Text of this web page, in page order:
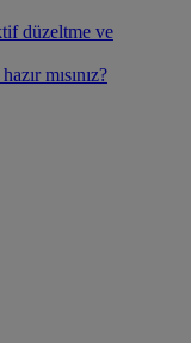
düzeltme ve
mısınız?